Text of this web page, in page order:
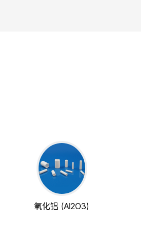
氧化铝 (Al2O3)